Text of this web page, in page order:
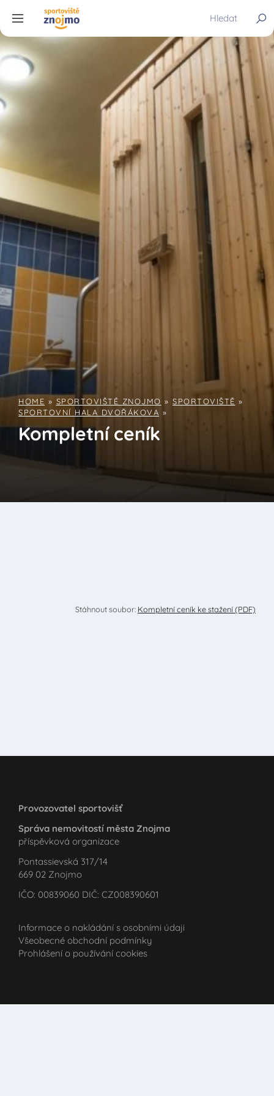
HOME » SPORTOVIŠTĚ ZNOJMO » SPORTOVIŠTĚ »
SPORTOVNÍ HALA DVOŘÁKOVA »
Kompletní ceník
Stáhnout soubor: Kompletní ceník ke stažení (PDF)
Provozovatel sportovišť
Správa nemovitostí města Znojma
příspěvková organizace
Pontassievská 317/14
669 02 Znojmo
IČO: 00839060 DIČ: CZ008390601
Informace o nakládání s osobními údaji
Všeobecné obchodní podmínky
Prohlášení o používání cookies